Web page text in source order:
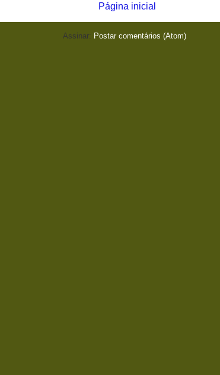
Página inicial
Assinar: Postar comentários (Atom)